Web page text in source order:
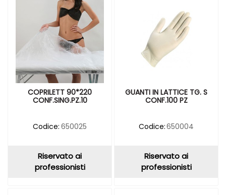
COPRILETT 90*220
CONF.SING.PZ.10
Codice: 650025
Riservato ai
professionisti
GUANTI IN LATTICE TG. S
CONF.100 PZ
Codice:650004
Riservato ai
professionisti